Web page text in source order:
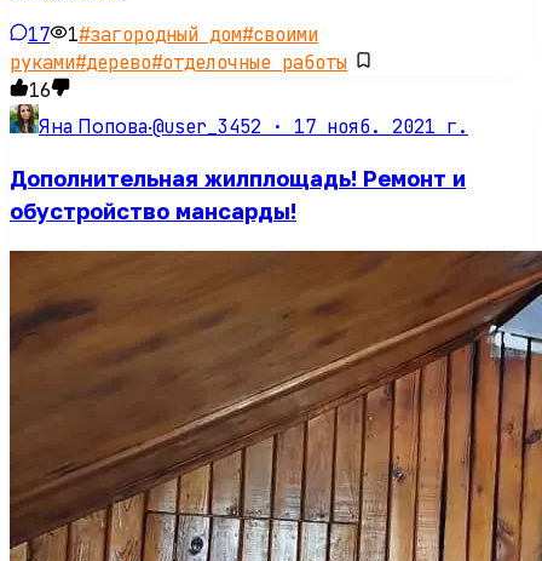
17 1#загородный дом#своими
руками#дерево#отделочные работы
16
Яна Попова·@user_3452 · 17 нояб. 2021 г.
Дополнительная жилплощадь! Ремонт и
обустройство мансарды!